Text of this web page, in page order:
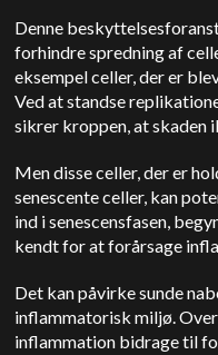
Denne
forhindre spredning af
eksempel celler, der er
Ved at standse
sikrer kroppen, at skaden
Men disse celler, der er
senescente celler, kan
ind i senescensfasen,
kendt for at forårsage
Det kan påvirke sunde
inflammatorisk miljø.
inflammation bidrage til